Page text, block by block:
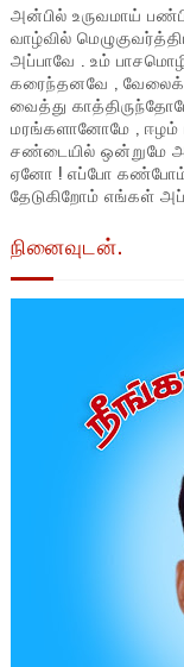
அன்பில் உருவமாய்
வாழ்வில்
அப்பாவே . உம்
கரைந்தனவே ,
வைத்து
மரங்களானோமே , ஈழம்
சண்டையில் ஒன்றுமே
ஏனோ ! எப்போ கண்போம்
தேடுகிறோம் எங்கள்
நினைவுடன்.